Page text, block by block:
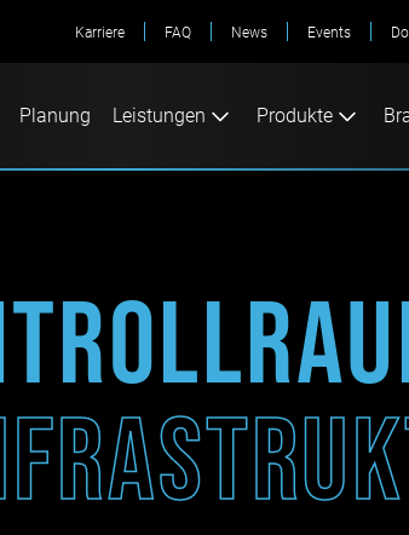
Karriere FAQ News Events
Planung Leistungen Produkte